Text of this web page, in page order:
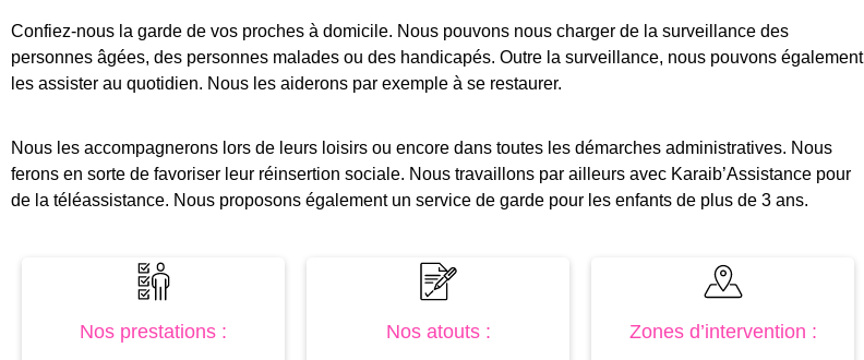
Confiez-nous la garde de vos proches à domicile. Nous pouvons nous charger de la surveillance des
personnes âgées, des personnes malades ou des handicapés. Outre la surveillance, nous pouvons également
les assister au quotidien. Nous les aiderons par exemple à se restaurer.
Nous les accompagnerons lors de leurs loisirs ou encore dans toutes les démarches administratives. Nous
ferons en sorte de favoriser leur réinsertion sociale. Nous travaillons par ailleurs avec Karaib’Assistance pour
de la téléassistance. Nous proposons également un service de garde pour les enfants de plus de 3 ans.
Nos prestations : Nos atouts : Zones d’intervention :